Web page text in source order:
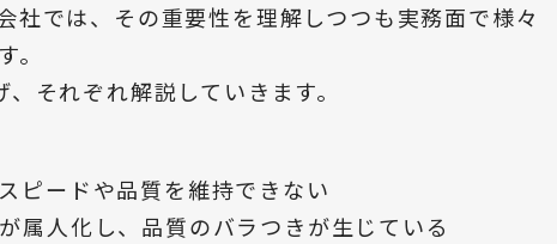
社では、その重要性を理解しつつも実務面で様々
それぞれ解説していきます。
ピードや品質を維持できない
属人化し、品質のバラつきが生じている